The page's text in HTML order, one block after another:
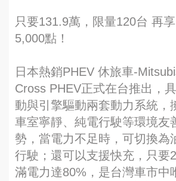
只要131.9萬，限量120台 再
5,000點！
日本熱銷PHEV 休旅車-
Cross PHEV正式在台推出，
動與引擎驅動兩套動力系統，
車室寧靜、純電行駛等環境友
勢，當電力不足時，可切換為
行駛；還可以支援快充，只要
滿電力達80%，是台灣車市中